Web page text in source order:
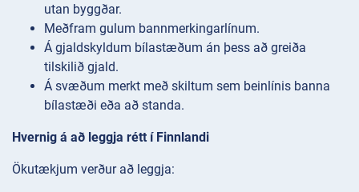
utan byggðar.
Meðfram gulum bannmerkingarlínum.
Á gjaldskyldum bílastæðum án þess að greiða
tilskilið gjald.
Á svæðum merkt með skiltum sem beinlínis banna
bílastæði eða að standa.
Hvernig á að leggja rétt í Finnlandi
Ökutækjum verður að leggja: